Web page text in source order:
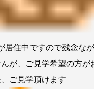
居住中ですので残念な
が、ご見学希望の方が
ご見学頂けます